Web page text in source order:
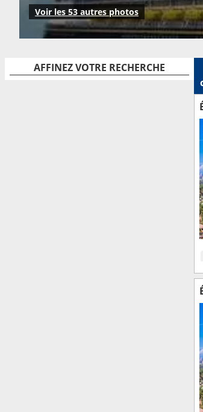
Voir les 53 autres photos
AFFINEZ VOTRE RECHERCHE